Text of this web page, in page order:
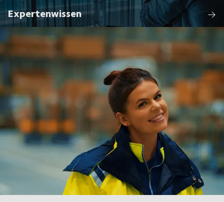
Expertenwissen